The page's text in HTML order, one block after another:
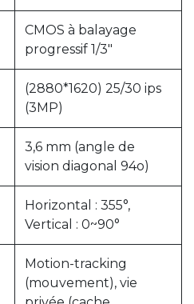
CMOS à balayage
progressif 1/3"
(2880*1620) 25/30 ips
(3MP)
3,6 mm (angle de
vision diagonal 94o)
Horizontal : 355°,
Vertical : 0~90°
Motion-tracking
(mouvement), vie